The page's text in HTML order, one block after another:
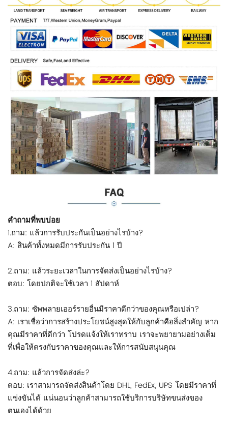
คำถามที่พบบ่อย
1.ถาม: แล้วการรับประกันเป็นอย่างไรบ้าง?
A: สินค้าทั้งหมดมีการรับประกัน 1 ปี
2.ถาม: แล้วระยะเวลาในการจัดส่งเป็นอย่างไรบ้าง?
ตอบ: โดยปกติจะใช้เวลา 1 สัปดาห์
3.ถาม: ซัพพลายเออร์รายอื่นมีราคาดีกว่าของคุณหรือเปล่า?
A: เราเชื่อว่าการสร้างประโยชน์สูงสุดให้กับลูกค้าคือสิ่งสำคัญ หาก
คุณมีราคาที่ดีกว่า โปรดแจ้งให้เราทราบ เราจะพยายามอย่างเต็ม
ที่เพื่อให้ตรงกับราคาของคุณและให้การสนับสนุนคุณ
4.ถาม: แล้วการจัดส่งล่ะ?
ตอบ: เราสามารถจัดส่งสินค้าโดย DHL, FedEx, UPS โดยมีราคาที่
แข่งขันได้ แน่นอนว่าลูกค้าสามารถใช้บริการบริษัทขนส่งของ
ตนเองได้ด้วย